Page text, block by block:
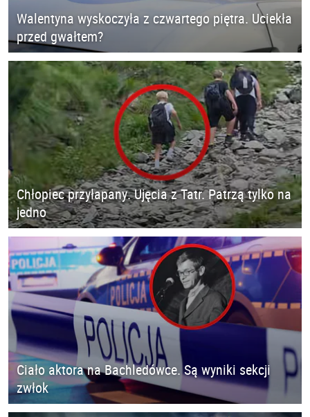
Walentyna wyskoczyła z czwartego piętra. Uciekła
przed gwałtem?
Chłopiec przyłapany. Ujęcia z Tatr. Patrzą tylko na
jedno
Ciało aktora na Bachledówce. Są wyniki sekcji
zwłok